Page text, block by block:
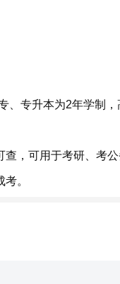
专升本为2年学制，
，可用于考研、考公
。